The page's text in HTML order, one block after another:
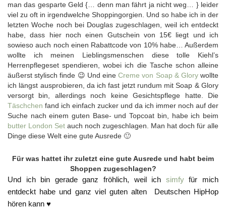
man das gesparte Geld {… denn man fährt ja nicht weg… } leider
viel zu oft in irgendwelche Shoppingorgien. Und so habe ich in der
letzten Woche noch bei Douglas zugeschlagen, weil ich entdeckt
habe, dass hier noch einen Gutschein von 15€ liegt und ich
sowieso auch noch einen Rabattcode von 10% habe… Außerdem
wollte ich meinen Lieblingsmenschen diese tolle Kiehl’s
Herrenpflegeset spendieren, wobei ich die Tasche schon alleine
äußerst stylisch finde 😉 Und eineCreme von Soap & Glorywollte
ich längst ausprobieren, da ich fast jetzt rundum mit Soap & Glory
versorgt bin, allerdings noch keine Gesichtspflege hatte. Die
Täschchen fand ich einfach zucker und da ich immer noch auf der
Suche nach einem guten Base- und Topcoat bin, habe ich beim
butter London Set auch noch zugeschlagen. Man hat doch für alle
Dinge diese Welt eine gute Ausrede 🙂
Für was hattet ihr zuletzt eine gute Ausrede und habt beim
Shoppen zugeschlagen?
Und ich bin gerade ganz fröhlich, weil ich simfyfür mich
entdeckt habe und ganz viel guten alten Deutschen HipHop
hören kann ♥